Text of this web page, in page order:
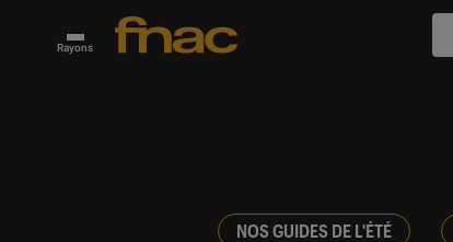
Rayons
NOS GUIDES DE L'ÉTÉ